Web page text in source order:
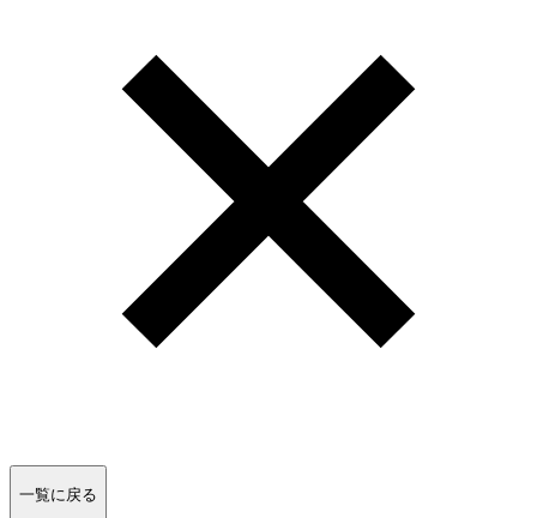
一覧に戻る